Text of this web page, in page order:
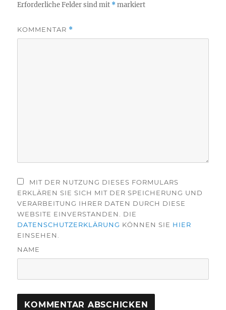
Erforderliche Felder sind mit *markiert
KOMMENTAR *
MIT DER NUTZUNG DIESES FORMULARS
ERKLÄREN SIE SICH MIT DER SPEICHERUNG UND
VERARBEITUNG IHRER DATEN DURCH DIESE
WEBSITE EINVERSTANDEN. DIE
DATENSCHUTZERKLÄRUNG KÖNNEN SIE HIER
EINSEHEN.
NAME